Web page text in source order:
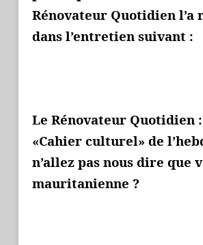
Rénovateur Quotidien
dans l’entretien suivant :
Le Rénovateur
«Cahier culturel» de
n’allez pas nous dire que
mauritanienne ?